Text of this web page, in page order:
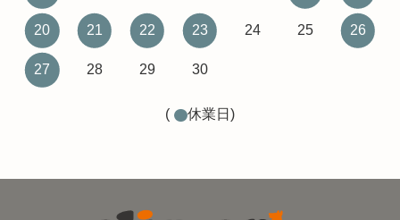
20 21 22 23 24 25 26
27 28 29 30
( 休業日)